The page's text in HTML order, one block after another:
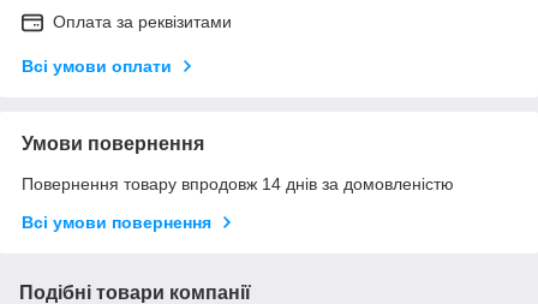
Оплата за реквізитами
Всі умови оплати
Умови повернення
Повернення товару впродовж 14 днів за домовленістю
Всі умови повернення
Подібні товари компанії